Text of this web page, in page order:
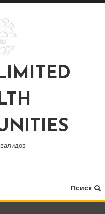
Поиск